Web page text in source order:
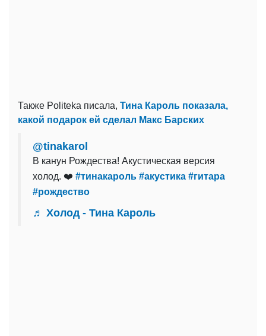
Также Politeka писала, Тина Кароль показала,
какой подарок ей сделал Макс Барских
@tinakarol
В канун Рождества! Акустическая версия
холод. ❤️ #тинакароль #акустика #гитара
#рождество
♬ Холод - Тина Кароль